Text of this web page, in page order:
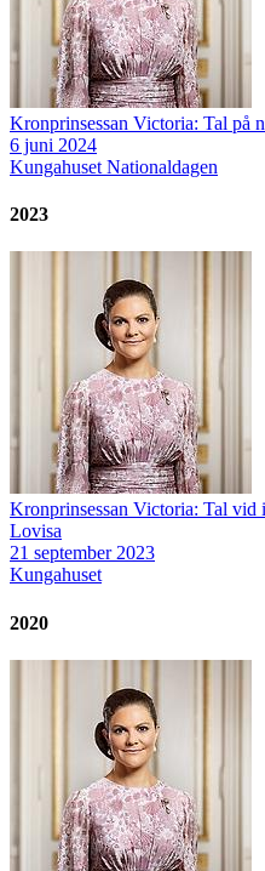
Kronprinsessan Victoria: Tal på
6 juni 2024
Kungahuset Nationaldagen
2023
Kronprinsessan Victoria: Tal
Lovisa
21 september 2023
Kungahuset
2020